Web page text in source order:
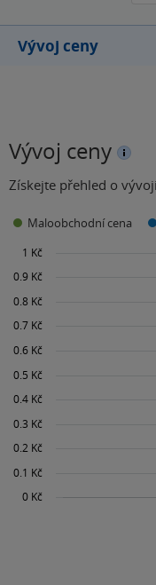
Vývoj ceny
Vývoj ceny
Získejte přehled o
Maloobchodní cena